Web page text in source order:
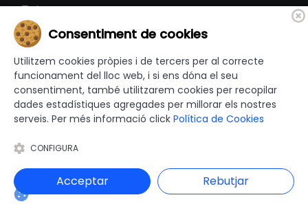
Turisme
Altres Canals
canalandorra.ad
© 2012-2026 Ajuntaments de Catalunya - Tots els drets
Política de Cookies| Accessibilitat|
Disseny i programació web: Blaupixel.com
Consentiment de cookies
Utilitzem cookies pròpies i de tercers per al correcte
funcionament del lloc web, i si ens dóna el seu
consentiment, també utilitzarem cookies per recopilar
dades estadístiques agregades per millorar els nostres
serveis. Per més informació click Política de Cookies
CONFIGURA
Acceptar Rebutjar